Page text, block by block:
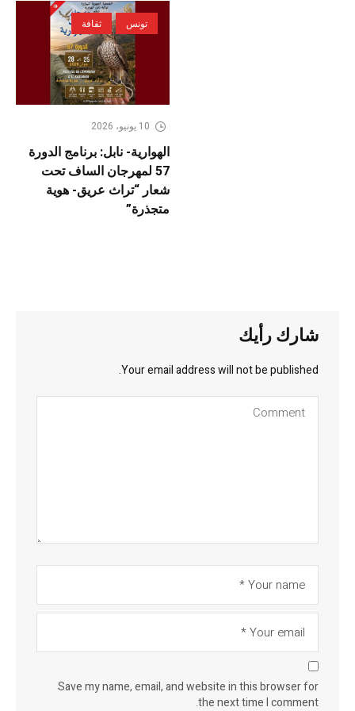
تونس ثقافة
10 يونيو، 2026
الهوارية- نابل: برنامج الدورة
57 لمهرجان الساف تحت
شعار “تراث عريق- هوية
متجذرة”
شارك رأيك
Your email address will not be published.
Save my name, email, and website in this browser for
the next time I comment.